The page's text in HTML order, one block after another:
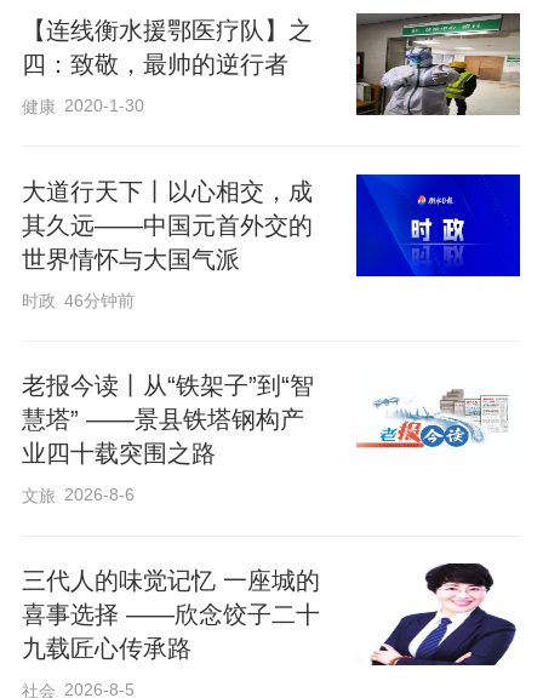
搏，诠释青春最美的样子。”这份坚韧，也
让他在学业与学生工作中找到了平衡，始
终保持着良好的综合素养。
担任校学生会体育部部长的经历，让王
成瑞对“担当”二字有了更为深刻的理
解。“学校一直秉持‘无体育不衡中’的育人
伐，落实老师安排，倾听同学们的心声，
用心办好每一场校园体育活动。”他说，担
当就是遇事不甩锅、不退缩，同学需要时
挺身而出，学校需要时全力以赴，用行动
了从懵懂到坚定的蜕变，学会了坚持、自
律与责任。
【连线衡水援鄂医疗队】之
四：致敬，最帅的逆行者
健康 2020-1-30
大道行天下丨以心相交，成
其久远——中国元首外交的
世界情怀与大国气派
时政 46分钟前
老报今读丨从“铁架子”到“智
慧塔” ——景县铁塔钢构产
业四十载突围之路
文旅 2026-8-6
三代人的味觉记忆 一座城的
喜事选择 ——欣念饺子二十
九载匠心传承路
社会 2026-8-5